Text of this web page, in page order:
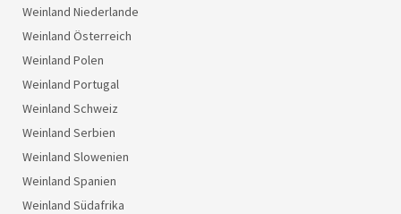
Weinland Niederlande
Weinland Österreich
Weinland Polen
Weinland Portugal
Weinland Schweiz
Weinland Serbien
Weinland Slowenien
Weinland Spanien
Weinland Südafrika